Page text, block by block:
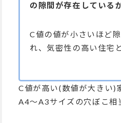
の隙間が存在している
C値の値が小さいほど
れ、気密性の高い住宅
C値が高い(数値が大きい)
A4～A3サイズの穴ぼこ相